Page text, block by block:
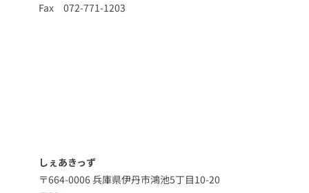
Fax 072-771-1203
しぇあきっず
〒664-0006 兵庫県伊丹市鴻池5丁目10-20